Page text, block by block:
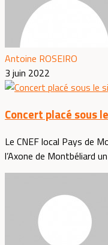
Antoine ROSEIRO
3 juin 2022
Concert placé sous
Le CNEF local Pays de
l’Axone de Montbéliard